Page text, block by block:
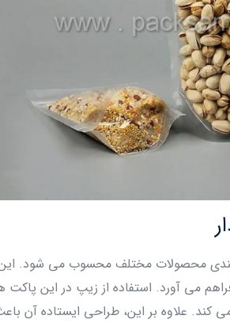
بندی محصولات مختلف محسوب می‌ شود.
می‌ آورد. استفاده از زیپ در این پاکت‌
کند. علاوه بر این، طراحی ایستاده آن